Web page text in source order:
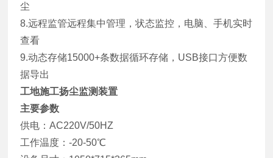
尘
8.远程监管远程集中管理，状态监控，电脑、手机实时
查看
9.动态存储15000+条数据循环存储，USB接口方便数
据导出
工地施工扬尘监测装置
主要参数
供电：AC220V/50HZ
工作温度：-20-50℃